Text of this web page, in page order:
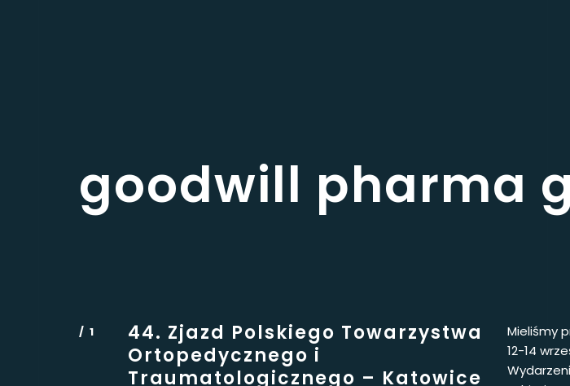
goodwill pharma
44. Zjazd Polskiego Towarzystwa
Ortopedycznego i
Traumatologicznego – Katowice
Mieliśmy
12-14